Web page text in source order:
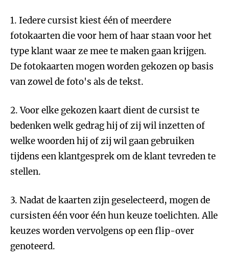
1. Iedere cursist kiest één of meerdere
fotokaarten die voor hem of haar staan voor het
type klant waar ze mee te maken gaan krijgen.
De fotokaarten mogen worden gekozen op basis
van zowel de foto's als de tekst.
2. Voor elke gekozen kaart dient de cursist te
bedenken welk gedrag hij of zij wil inzetten of
welke woorden hij of zij wil gaan gebruiken
tijdens een klantgesprek om de klant tevreden te
stellen.
3. Nadat de kaarten zijn geselecteerd, mogen de
cursisten één voor één hun keuze toelichten. Alle
keuzes worden vervolgens op een flip-over
genoteerd.